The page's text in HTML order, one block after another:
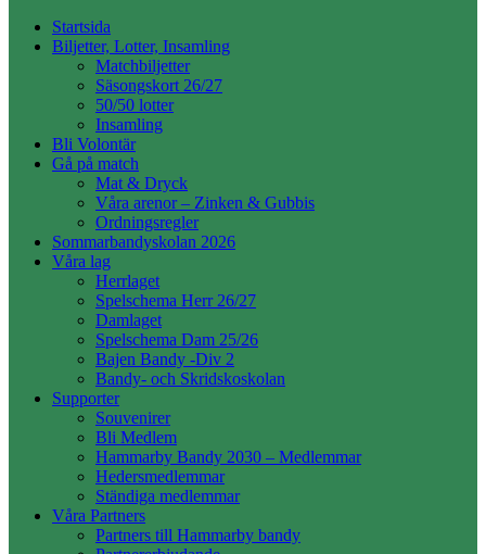
Startsida
Biljetter, Lotter, Insamling
Matchbiljetter
Säsongskort 26/27
50/50 lotter
Insamling
Bli Volontär
Gå på match
Mat & Dryck
Våra arenor – Zinken & Gubbis
Ordningsregler
Sommarbandyskolan 2026
Våra lag
Herrlaget
Spelschema Herr 26/27
Damlaget
Spelschema Dam 25/26
Bajen Bandy -Div 2
Bandy- och Skridskoskolan
Supporter
Souvenirer
Bli Medlem
Hammarby Bandy 2030 – Medlemmar
Hedersmedlemmar
Ständiga medlemmar
Våra Partners
Partners till Hammarby bandy